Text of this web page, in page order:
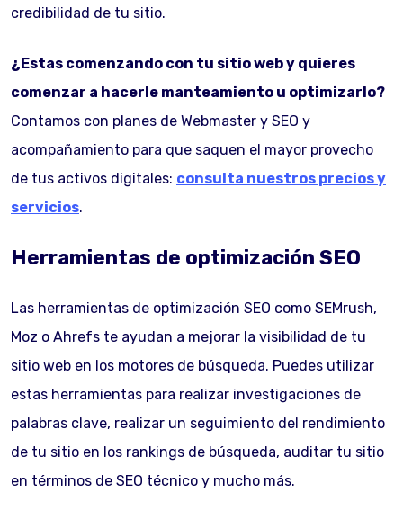
credibilidad de tu sitio.
¿Estas comenzando con tu sitio web y quieres
comenzar a hacerle manteamiento u optimizarlo?
Contamos con planes de Webmaster y SEO y
acompañamiento para que saquen el mayor provecho
de tus activos digitales: consulta nuestros precios y
servicios.
Herramientas de optimización SEO
Las herramientas de optimización SEO como SEMrush,
Moz o Ahrefs te ayudan a mejorar la visibilidad de tu
sitio web en los motores de búsqueda. Puedes utilizar
estas herramientas para realizar investigaciones de
palabras clave, realizar un seguimiento del rendimiento
de tu sitio en los rankings de búsqueda, auditar tu sitio
en términos de SEO técnico y mucho más.